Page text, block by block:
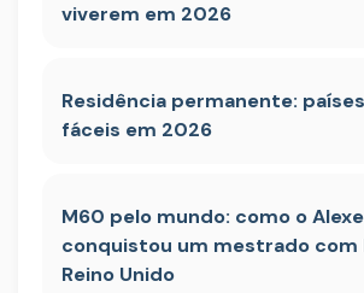
viverem em 2026
Residência permanente:
fáceis em 2026
M60 pelo mundo: como o
conquistou um mestrado com
Reino Unido